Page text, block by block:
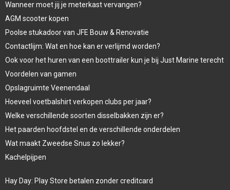
Wanneer moet jij je meterkast vervangen?
AGM scooter kopen
Poolse stukadoor van JFE Bouw & Renovatie
Contactlijm: Wat en hoe kan er verlijmd worden?
Ook voor het huren van een boottrailer kun je bij Just Marine terecht
Voordelen van gamen
Opslagruimte Veenendaal
Hoeveel voetbalshirt verkopen clubs per jaar?
Welke verschillende soorten disselbakken zijn er?
Het paarden hoofdstel en de verschillende onderdelen
Wat maakt Zweedse Snus zo lekker?
Kachelpijpen
Hay Day: Play Store betalen zonder creditcard